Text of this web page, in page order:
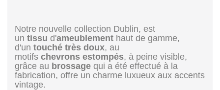
Notre nouvelle collection Dublin, est
un tissu d'ameublement haut de gamme,
d'un touché très doux, au
motifs chevrons estompés, à peine visible,
grâce au brossage qui a été effectué à la
fabrication, offre un charme luxueux aux accents
vintage.